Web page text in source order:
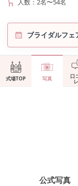
人数
2名〜54名
ブライダルフェ
式場TOP 写真 口
公式写真